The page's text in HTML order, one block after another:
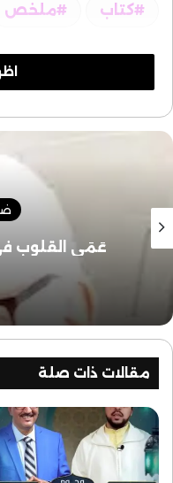
كتاب ملخص
عَمَى القلوب
مقالات ذات صلة